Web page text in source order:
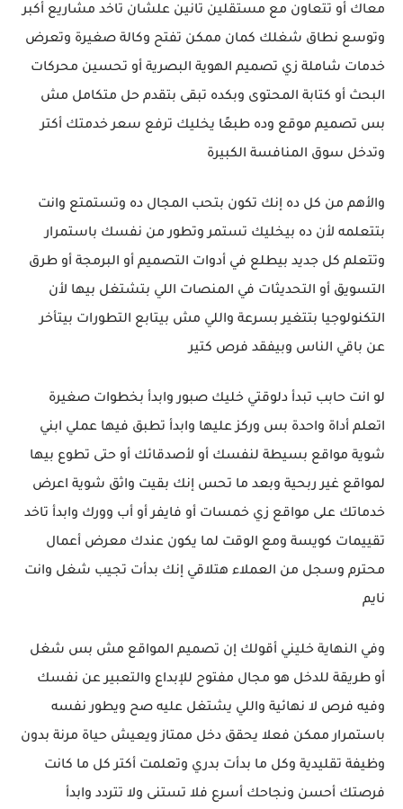
معاك أو تتعاون مع مستقلين تانين علشان تاخد مشاريع أكبر
وتوسع نطاق شغلك كمان ممكن تفتح وكالة صغيرة وتعرض
خدمات شاملة زي تصميم الهوية البصرية أو تحسين محركات
البحث أو كتابة المحتوى وبكده تبقى بتقدم حل متكامل مش
بس تصميم موقع وده طبعًا يخليك ترفع سعر خدمتك أكتر
وتدخل سوق المنافسة الكبيرة
والأهم من كل ده إنك تكون بتحب المجال ده وتستمتع وانت
بتتعلمه لأن ده بيخليك تستمر وتطور من نفسك باستمرار
وتتعلم كل جديد بيطلع في أدوات التصميم أو البرمجة أو طرق
التسويق أو التحديثات في المنصات اللي بتشتغل بيها لأن
التكنولوجيا بتتغير بسرعة واللي مش بيتابع التطورات بيتأخر
عن باقي الناس وبيفقد فرص كتير
لو انت حابب تبدأ دلوقتي خليك صبور وابدأ بخطوات صغيرة
اتعلم أداة واحدة بس وركز عليها وابدأ تطبق فيها عملي ابني
شوية مواقع بسيطة لنفسك أو لأصدقائك أو حتى تطوع بيها
لمواقع غير ربحية وبعد ما تحس إنك بقيت واثق شوية اعرض
خدماتك على مواقع زي خمسات أو فايفر أو أب وورك وابدأ تاخد
تقييمات كويسة ومع الوقت لما يكون عندك معرض أعمال
محترم وسجل من العملاء هتلاقي إنك بدأت تجيب شغل وانت
نايم
وفي النهاية خليني أقولك إن تصميم المواقع مش بس شغل
أو طريقة للدخل هو مجال مفتوح للإبداع والتعبير عن نفسك
وفيه فرص لا نهائية واللي يشتغل عليه صح ويطور نفسه
باستمرار ممكن فعلا يحقق دخل ممتاز ويعيش حياة مرنة بدون
وظيفة تقليدية وكل ما بدأت بدري وتعلمت أكتر كل ما كانت
فرصتك أحسن ونجاحك أسرع فلا تستنى ولا تتردد وابدأ